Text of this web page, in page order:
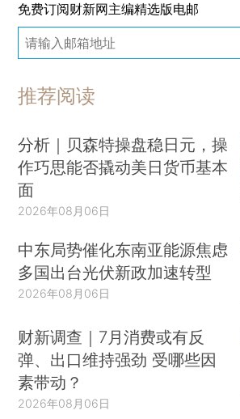
免费订阅财新网主编精选版电邮
推荐阅读
分析｜贝森特操盘稳日元，操
作巧思能否撬动美日货币基本
面
2026年08月06日
中东局势催化东南亚能源焦虑
多国出台光伏新政加速转型
2026年08月06日
财新调查｜7月消费或有反
弹、出口维持强劲 受哪些因
素带动？
2026年08月06日